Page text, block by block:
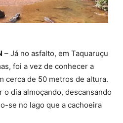
– Já no asfalto, em Taquaruçu
foi a vez de conhecer a
cerca de 50 metros de altura.
o dia almoçando, descansando
se no lago que a cachoeira